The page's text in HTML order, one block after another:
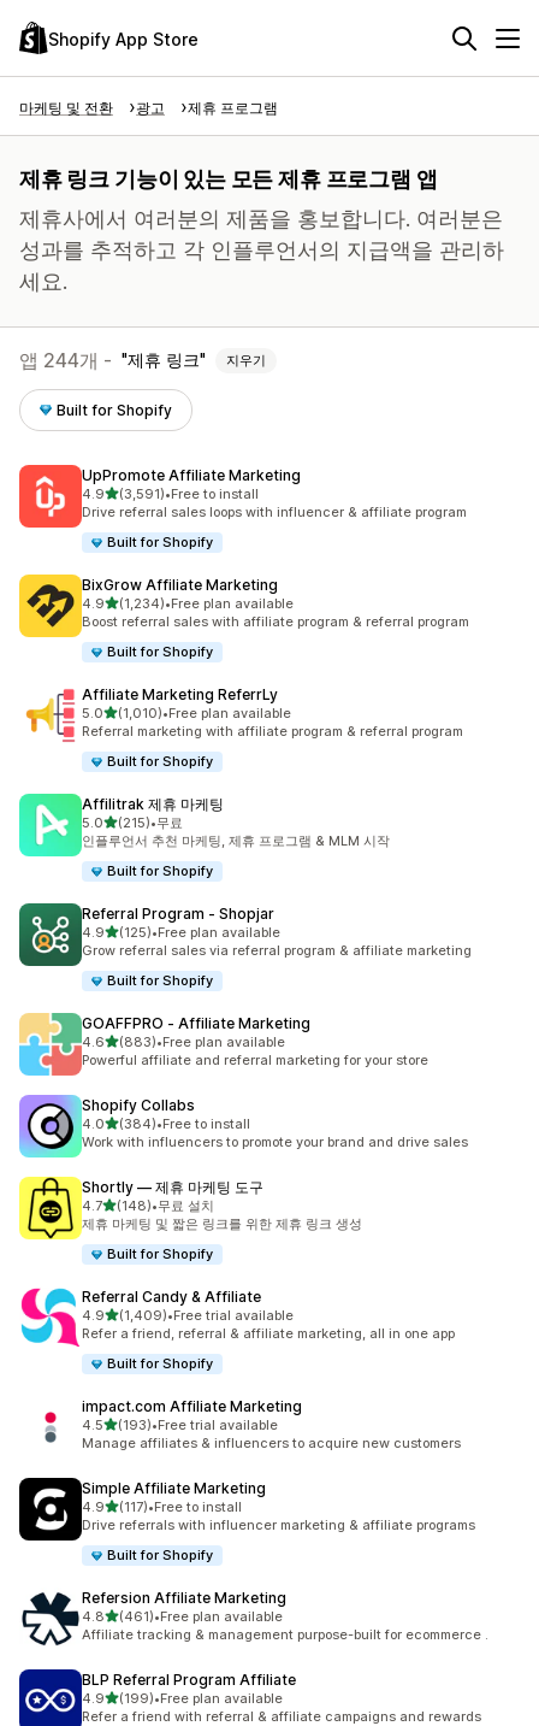
Shopify App Store
마케팅 및 전환 광고 제휴 프로그램
제휴 링크 기능이 있는 모든 제휴 프로그램 앱
제휴사에서 여러분의 제품을 홍보합니다. 여러분은
성과를 추적하고 각 인플루언서의 지급액을 관리하
세요.
앱 244개 - 제휴 링크 지우기
Built for Shopify
UpPromote Affiliate Marketing
4.9별 5개 중
(3,591)
총 리뷰 3591개
•Free to install
Drive referral sales loops with influencer & affiliate program
Built for Shopify
BixGrow Affiliate Marketing
4.9별 5개 중
(1,234)
총 리뷰 1234개
•Free plan available
Boost referral sales with affiliate program & referral program
Built for Shopify
Affiliate Marketing ReferrLy
5.0별 5개 중
(1,010)
총 리뷰 1010개
•Free plan available
Referral marketing with affiliate program & referral program
Built for Shopify
Affilitrak 제휴 마케팅
5.0별 5개 중
(215)
총 리뷰 215개
•무료
인플루언서 추천 마케팅, 제휴 프로그램 & MLM 시작
Built for Shopify
Referral Program ‑ Shopjar
4.9별 5개 중
(125)
총 리뷰 125개
•Free plan available
Grow referral sales via referral program & affiliate marketing
Built for Shopify
GOAFFPRO ‑ Affiliate Marketing
4.6별 5개 중
(883)
총 리뷰 883개
•Free plan available
Powerful affiliate and referral marketing for your store
Shopify Collabs
4.0별 5개 중
(384)
총 리뷰 384개
•Free to install
Work with influencers to promote your brand and drive sales
Shortly — 제휴 마케팅 도구
4.7별 5개 중
(148)
총 리뷰 148개
•무료 설치
제휴 마케팅 및 짧은 링크를 위한 제휴 링크 생성
Built for Shopify
Referral Candy & Affiliate
4.9별 5개 중
(1,409)
총 리뷰 1409개
•Free trial available
Refer a friend, referral & affiliate marketing, all in one app
Built for Shopify
impact.com Affiliate Marketing
4.5별 5개 중
(193)
총 리뷰 193개
•Free trial available
Manage affiliates & influencers to acquire new customers
Simple Affiliate Marketing
4.9별 5개 중
(117)
총 리뷰 117개
•Free to install
Drive referrals with influencer marketing & affiliate programs
Built for Shopify
Refersion Affiliate Marketing
4.8별 5개 중
(461)
총 리뷰 461개
•Free plan available
Affiliate tracking & management purpose-built for ecommerce .
BLP Referral Program Affiliate
4.9별 5개 중
(199)
총 리뷰 199개
•Free plan available
Refer a friend with referral & affiliate campaigns and rewards